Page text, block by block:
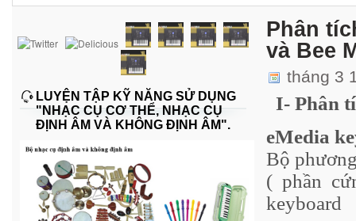
LUYỆN TẬP KỸ NĂNG SỬ DỤNG
"NHẠC CỤ CƠ THỂ, NHẠC CỤ
ĐỊNH ÂM VÀ KHÔNG ĐỊNH ÂM".
Phân
và Bee
tháng 3
I- Phân
eMedia
Bộ
( phần
keyboard